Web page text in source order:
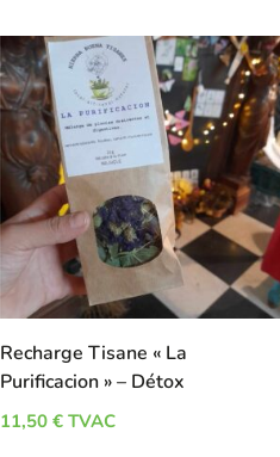
Recharge Tisane « La
Purificacion » – Détox
11,50€ TVAC